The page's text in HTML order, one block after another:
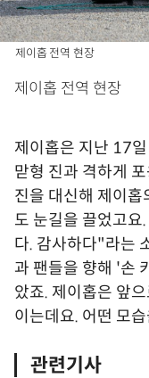
제이홉 전역 현장
제이홉 전역 현장
제이홉은 지난 17
맏형 진과 격하게
진을 대신해 제이홉
도 눈길을 끌었고
다. 감사하다"라는
과 팬들을 향해 '손
았죠. 제이홉은 앞
이는데요. 어떤 모
관련기사